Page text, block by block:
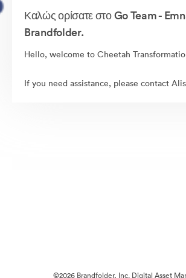
Καλώς ορίσατε στο Go Team -
Brandfolder.
Hello, welcome to Cheetah
If you need assistance, please contact
©2026 Brandfolder, Inc. Digital Asset